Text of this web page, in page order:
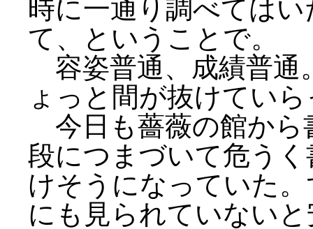
時に一通り調べては
て、ということで。
容姿普通、成績普
ょっと間が抜けてい
今日も薔薇の館から
段につまづいて危う
けそうになっていた
にも見られていない